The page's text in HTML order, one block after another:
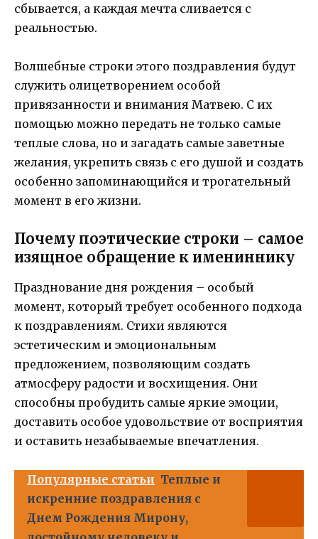
сбывается, а каждая мечта сливается с
реальностью.
Волшебные строки этого поздравления будут
служить олицетворением особой
привязанности и внимания Матвею. С их
помощью можно передать не только самые
теплые слова, но и загадать самые заветные
желания, укрепить связь с его душой и создать
особенно запоминающийся и трогательный
момент в его жизни.
Почему поэтические строки – самое
изящное обращение к имениннику
Празднование дня рождения – особый
момент, который требует особенного подхода
к поздравлениям. Стихи являются
эстетическим и эмоциональным
предложением, позволяющим создать
атмосферу радости и восхищения. Они
способны пробудить самые яркие эмоции,
доставить особое удовольствие от восприятия
и оставить незабываемые впечатления.
Популярные статьи Теплые и
искренние поздравления с
Днем Рождения Мирону,